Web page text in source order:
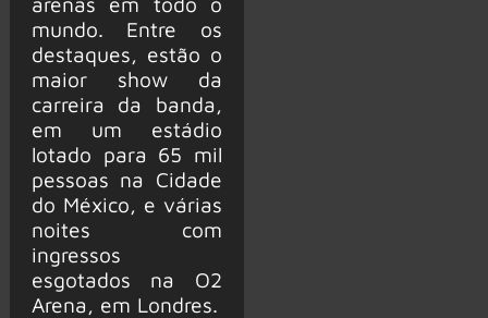
mundo. Entre os
destaques, estão o
maior show da
carreira da banda,
em um estádio
lotado para 65 mil
pessoas na Cidade
do México, e várias
noites com
ingressos
esgotados na O2
Arena, em Londres.